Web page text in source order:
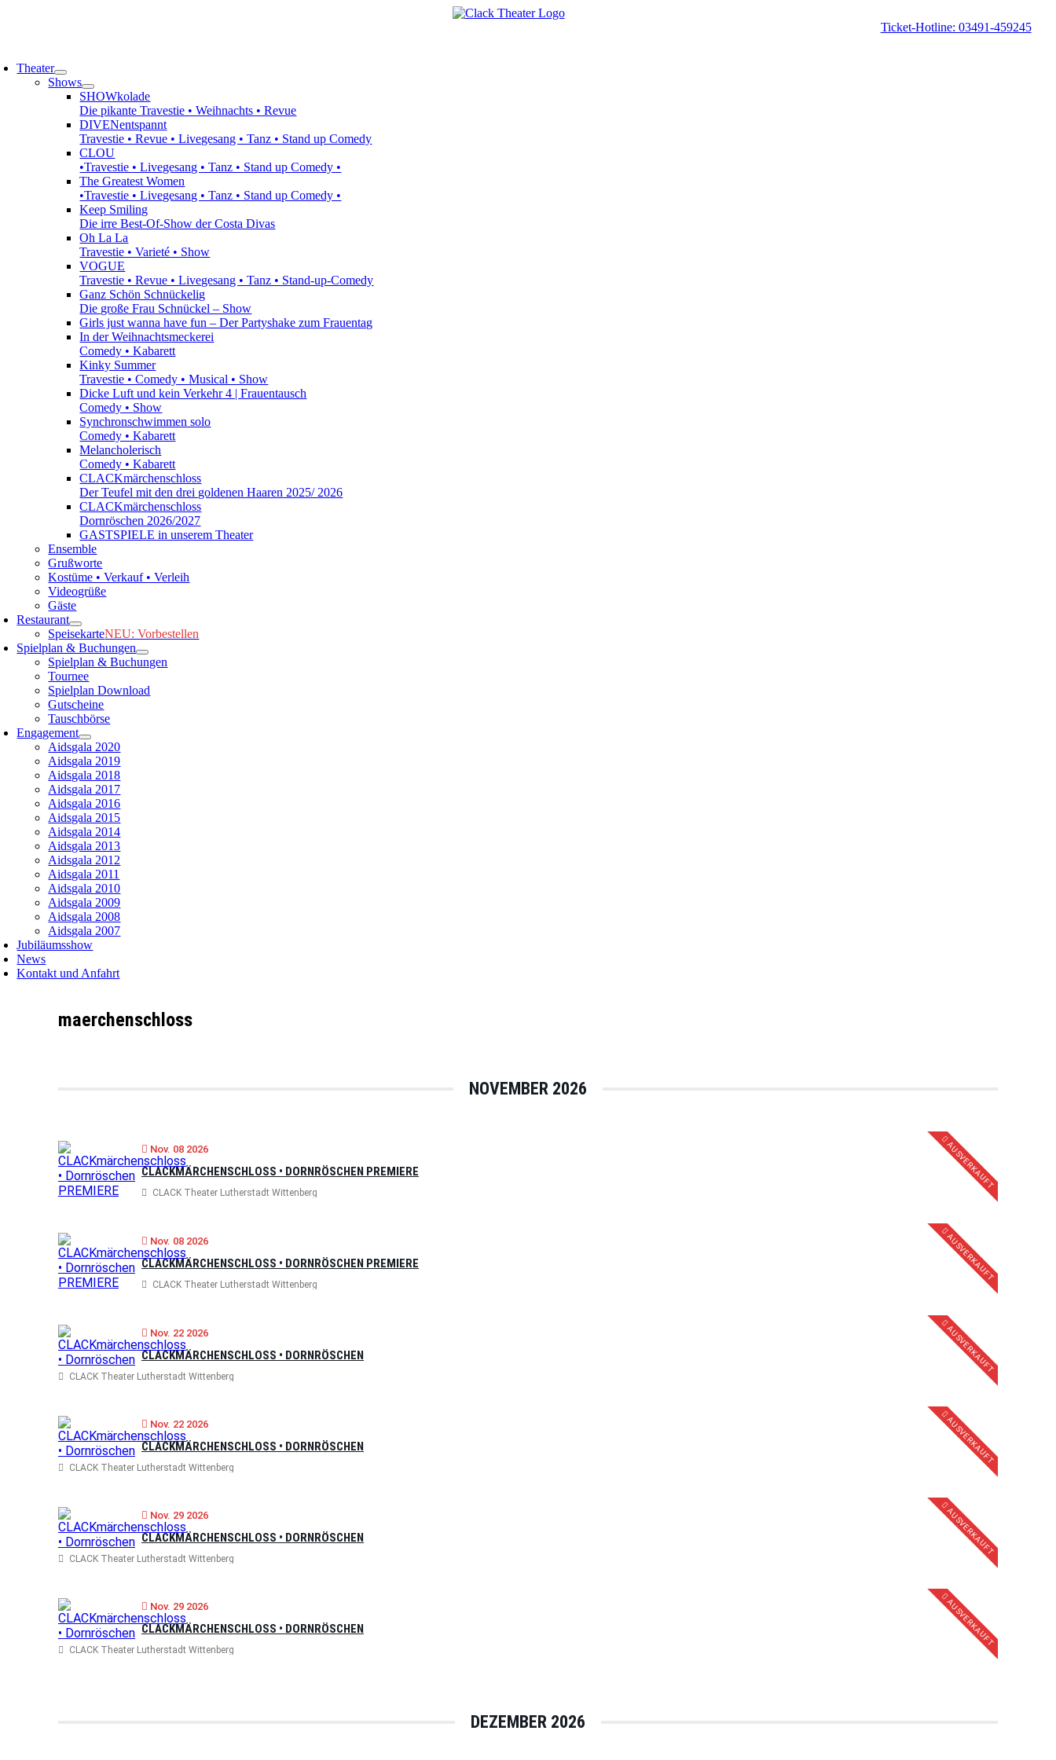
Ticket-Hotline: 03491-459245
Theater
Shows
SHOWkolade
Die pikante Travestie • Weihnachts • Revue
DIVENentspannt
Travestie • Revue • Livegesang • Tanz • Stand up Comedy
CLOU
•Travestie • Livegesang • Tanz • Stand up Comedy •
The Greatest Women
•Travestie • Livegesang • Tanz • Stand up Comedy •
Keep Smiling
Die irre Best-Of-Show der Costa Divas
Oh La La
Travestie • Varieté • Show
VOGUE
Travestie • Revue • Livegesang • Tanz • Stand-up-Comedy
Ganz Schön Schnückelig
Die große Frau Schnückel – Show
Girls just wanna have fun – Der Partyshake zum Frauentag
In der Weihnachtsmeckerei
Comedy • Kabarett
Kinky Summer
Travestie • Comedy • Musical • Show
Dicke Luft und kein Verkehr 4 | Frauentausch
Comedy • Show
Synchronschwimmen solo
Comedy • Kabarett
Melancholerisch
Comedy • Kabarett
CLACKmärchenschloss
Der Teufel mit den drei goldenen Haaren 2025/ 2026
CLACKmärchenschloss
Dornröschen 2026/2027
GASTSPIELE in unserem Theater
Ensemble
Grußworte
Kostüme • Verkauf • Verleih
Videogrüße
Gäste
Restaurant
SpeisekarteNEU: Vorbestellen
Spielplan & Buchungen
Spielplan & Buchungen
Tournee
Spielplan Download
Gutscheine
Tauschbörse
Engagement
Aidsgala 2020
Aidsgala 2019
Aidsgala 2018
Aidsgala 2017
Aidsgala 2016
Aidsgala 2015
Aidsgala 2014
Aidsgala 2013
Aidsgala 2012
Aidsgala 2011
Aidsgala 2010
Aidsgala 2009
Aidsgala 2008
Aidsgala 2007
Jubiläumsshow
News
Kontakt und Anfahrt
maerchenschloss
NOVEMBER 2026
Nov. 08 2026 AUSVERKAUFT
CLACKMÄRCHENSCHLOSS • DORNRÖSCHEN PREMIERE
CLACK Theater Lutherstadt Wittenberg
Nov. 08 2026 AUSVERKAUFT
CLACKMÄRCHENSCHLOSS • DORNRÖSCHEN PREMIERE
CLACK Theater Lutherstadt Wittenberg
Nov. 22 2026 AUSVERKAUFT
CLACKMÄRCHENSCHLOSS • DORNRÖSCHEN
CLACK Theater Lutherstadt Wittenberg
Nov. 22 2026 AUSVERKAUFT
CLACKMÄRCHENSCHLOSS • DORNRÖSCHEN
CLACK Theater Lutherstadt Wittenberg
Nov. 29 2026 AUSVERKAUFT
CLACKMÄRCHENSCHLOSS • DORNRÖSCHEN
CLACK Theater Lutherstadt Wittenberg
Nov. 29 2026 AUSVERKAUFT
CLACKMÄRCHENSCHLOSS • DORNRÖSCHEN
CLACK Theater Lutherstadt Wittenberg
DEZEMBER 2026